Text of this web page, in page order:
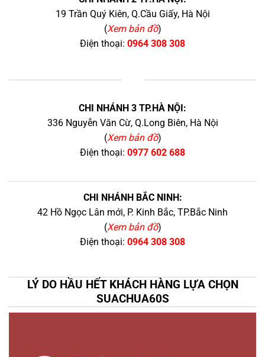
19 Trần Quý Kiên, Q.Cầu Giấy, Hà Nội
(Xem bản đồ)
Điện thoại: 0964 308 308
CHI NHÁNH 3 TP.HÀ NỘI:
336 Nguyễn Văn Cừ, Q.Long Biên, Hà Nội
(Xem bản đồ)
Điện thoại: 0977 602 688
CHI NHÁNH BẮC NINH:
42 Hồ Ngọc Lân mới, P. Kinh Bắc, TP.Bắc Ninh
(Xem bản đồ)
Điện thoại: 0964 308 308
LÝ DO HẦU HẾT KHÁCH HÀNG LỰA CHỌN
SUACHUA60S